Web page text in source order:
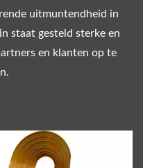
uitmuntendheid in
staat gesteld sterke en
en klanten op te